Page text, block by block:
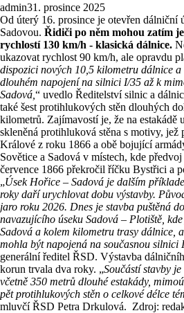
admin31. prosince 2025
Od úterý 16. prosince je otevřen dálniční
Sadovou. Řidiči po něm mohou zatím
rychlostí 130 km/h - klasická dálnice.
ukazovat rychlost 90 km/h, ale opravdu
dispozici nových 10,5 kilometru dálnice
dlouhém napojení na silnici I/35 až k
Sadová, “ uvedlo Ředitelství silnic a
také šest protihlukových stěn dlouhých
kilometrů. Zajímavostí je, že na estakádě
skleněná protihluková stěna s motivy,
Králové z roku 1866 a obě bojující
Sovětice a Sadová v místech, kde
července 1866 překročil říčku Bystřici a
„Úsek Hořice – Sadová je dalším
roky daří urychlovat dobu výstavby.
jaro roku 2026. Dnes je stavba puštěná
navazujícího úseku Sadová – Plotiště,
Sadová a kolem kilometru trasy dálnice,
mohla být napojená na současnou silnici
generální ředitel ŘSD. Výstavba
korun trvala dva roky. „Součástí stavby
včetně 350 metrů dlouhé estakády,
pět protihlukových stěn o celkové délce
mluvčí ŘSD Petra Drkulová. Zdroj: